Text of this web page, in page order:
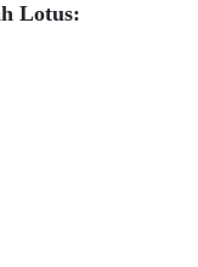
Lotus: